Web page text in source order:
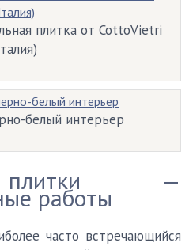
плитка от CottoVietri
белый интерьер
плитки —
работы
часто встречающийся